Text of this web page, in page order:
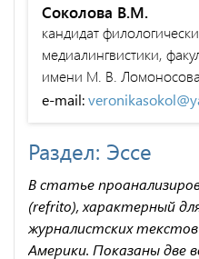
Соколова В.М.
кандидат
медиалингвистики,
имени М. В.
e-mail:
Раздел: Эссе
В статье
(refrito), характерный
журналистских
Америки. Показаны две